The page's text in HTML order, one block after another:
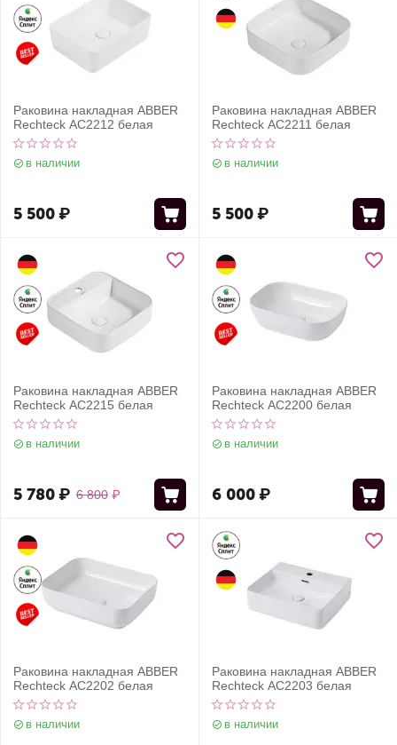
Раковина накладная ABBER
Rechteck AC2212 белая
в наличии
5 500₽
Раковина накладная ABBER
Rechteck AC2211 белая
в наличии
5 500₽
Раковина накладная ABBER
Rechteck AC2215 белая
в наличии
6 800 ₽
5 780₽
Раковина накладная ABBER
Rechteck AC2200 белая
в наличии
6 000₽
Раковина накладная ABBER
Rechteck AC2202 белая
в наличии
Раковина накладная ABBER
Rechteck AC2203 белая
в наличии